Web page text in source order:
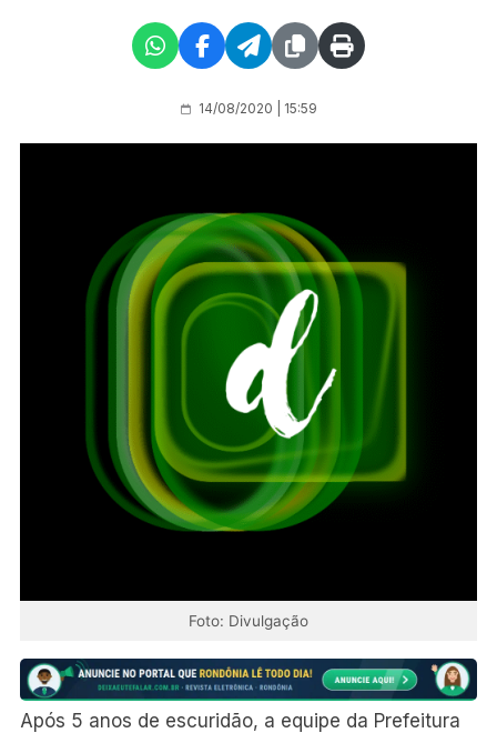
14/08/2020 | 15:59
Foto: Divulgação
Após 5 anos de escuridão, a equipe da Prefeitura